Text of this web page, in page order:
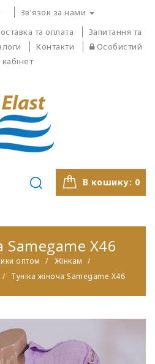
Зв'язок за нами
та оплата
Запитання та
Контакти
Особистий
кабінет
В кошику: 0
Samegame X46
оптом
Жінкам
Туніка жіноча Samegame X46